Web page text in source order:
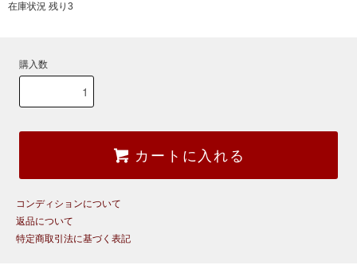
在庫状況 残り3
購入数
カートに入れる
コンディションについて
返品について
特定商取引法に基づく表記